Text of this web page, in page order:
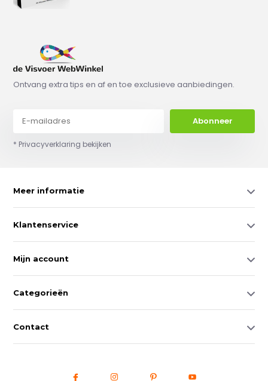
Ontvang extra tips en af en toe exclusieve aanbiedingen.
Abonneer
* Privacyverklaring bekijken
Meer informatie
Klantenservice
Mijn account
Categorieën
Contact